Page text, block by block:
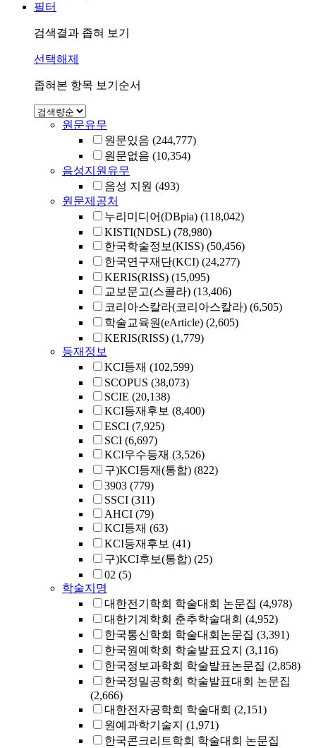
필터
검색결과 좁혀 보기
선택해제
좁혀본 항목 보기순서
원문유무
원문있음 (244,777)
원문없음 (10,354)
음성지원유무
음성 지원 (493)
원문제공처
누리미디어(DBpia) (118,042)
KISTI(NDSL) (78,980)
한국학술정보(KISS) (50,456)
한국연구재단(KCI) (24,277)
KERIS(RISS) (15,095)
교보문고(스콜라) (13,406)
코리아스칼라(코리아스칼라) (6,505)
학술교육원(eArticle) (2,605)
KERIS(RISS) (1,779)
등재정보
KCI등재 (102,599)
SCOPUS (38,073)
SCIE (20,138)
KCI등재후보 (8,400)
ESCI (7,925)
SCI (6,697)
KCI우수등재 (3,526)
구)KCI등재(통합) (822)
3903 (779)
SSCI (311)
AHCI (79)
KCI등재 (63)
KCI등재후보 (41)
구)KCI후보(통합) (25)
02 (5)
학술지명
대한전기학회 학술대회 논문집 (4,978)
대한기계학회 춘추학술대회 (4,952)
한국통신학회 학술대회논문집 (3,391)
한국원예학회 학술발표요지 (3,116)
한국정보과학회 학술발표논문집 (2,858)
한국정밀공학회 학술발표대회 논문집
(2,666)
대한전자공학회 학술대회 (2,151)
원예과학기술지 (1,971)
한국콘크리트학회 학술대회 논문집